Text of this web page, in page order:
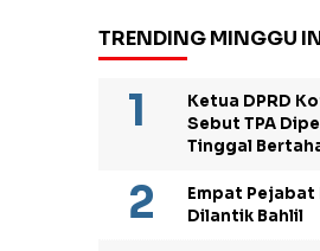
TRENDING MINGGU
Ketua DPRD
Sebut TPA
Tinggal
Empat Pejabat
Dilantik Bahlil